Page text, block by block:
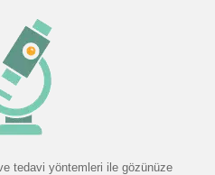
tedavi yöntemleri ile gözünüze